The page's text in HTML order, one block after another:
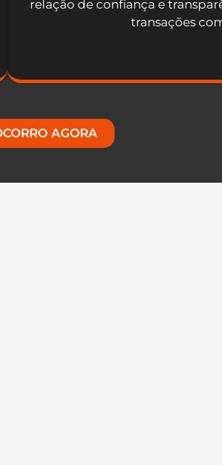
relação de confiança e
transações
AGORA